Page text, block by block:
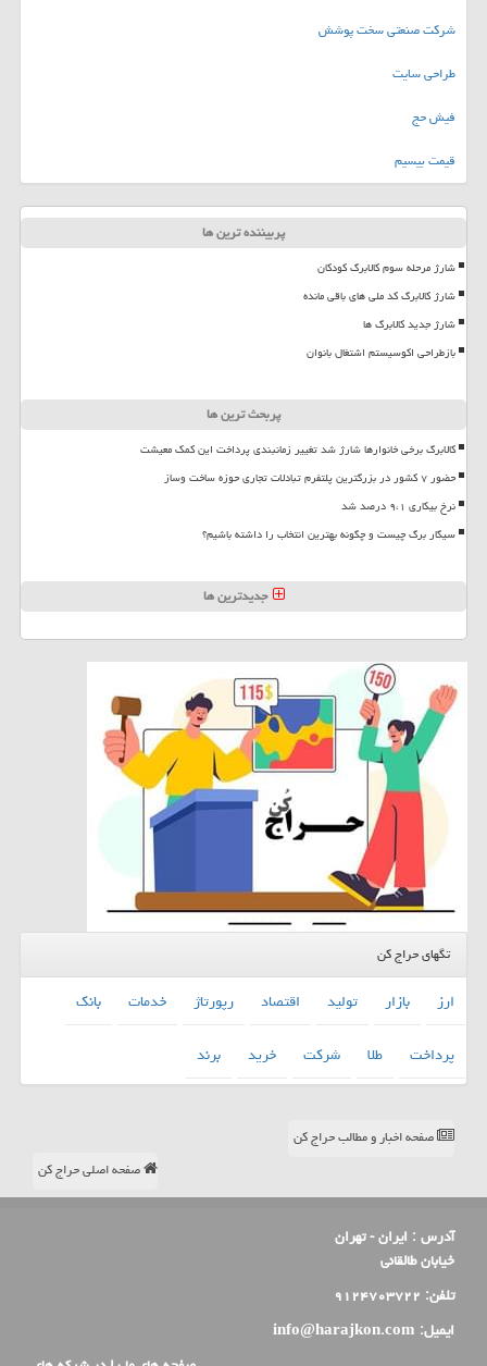
شرکت صنعتی سخت پوشش
طراحی سایت
فیش حج
قیمت بیسیم
پربیننده ترین ها
شارژ مرحله سوم کالابرگ کودکان
شارژ کالابرگ کد ملی های باقی مانده
شارژ جدید کالابرگ ها
بازطراحی اکوسیستم اشتغال بانوان
پربحث ترین ها
کالابرگ برخی خانوارها شارژ شد تغییر زمانبندی پرداخت این کمک معیشت
حضور ۷ کشور در بزرگترین پلتفرم تبادلات تجاری حوزه ساخت وساز
نرخ بیکاری ۹،۱ درصد شد
سیگار برگ چیست و چگونه بهترین انتخاب را داشته باشیم؟
جدیدترین ها
تگهای حراج کن
ارز بازار تولید اقتصاد رپورتاژ خدمات
بانك
پرداخت
طلا شركت خرید برند
صفحه اخبار و مطالب حراج کن
صفحه اصلی حراج کن
آدرس : ایران - تهران
خیابان طالقانی
تلفن: ۹۱۲۴۷۰۳۷۲۲
ایمیل: info@harajkon.com